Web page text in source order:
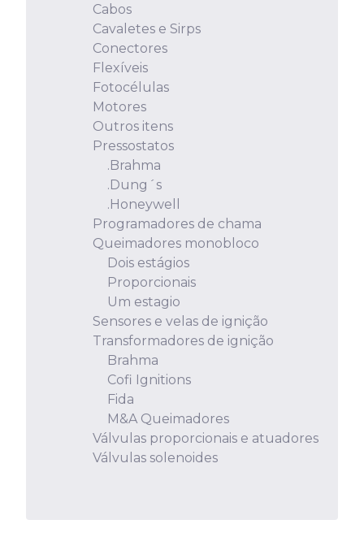
Cabos
Cavaletes e Sirps
Conectores
Flexíveis
Fotocélulas
Motores
Outros itens
Pressostatos
.Brahma
.Dung´s
.Honeywell
Programadores de chama
Queimadores monobloco
Dois estágios
Proporcionais
Um estagio
Sensores e velas de ignição
Transformadores de ignição
Brahma
Cofi Ignitions
Fida
M&A Queimadores
Válvulas proporcionais e atuadores
Válvulas solenoides